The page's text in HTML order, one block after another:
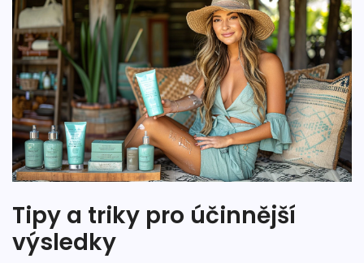
Tipy a triky pro účinnější
výsledky